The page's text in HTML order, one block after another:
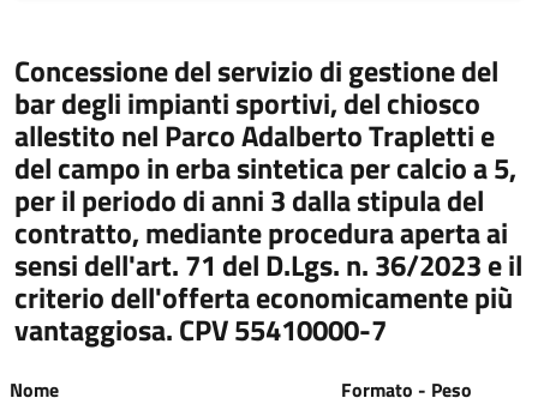
Concessione del servizio di gestione del
bar degli impianti sportivi, del chiosco
allestito nel Parco Adalberto Trapletti e
del campo in erba sintetica per calcio a 5,
per il periodo di anni 3 dalla stipula del
contratto, mediante procedura aperta ai
sensi dell'art. 71 del D.Lgs. n. 36/2023 e il
criterio dell'offerta economicamente più
vantaggiosa. CPV 55410000-7
Nome
Formato - Peso